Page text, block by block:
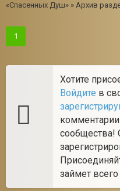
«Спасенных Душ» » Архив
1
Хотите
Войдите в
сообщества!
займет